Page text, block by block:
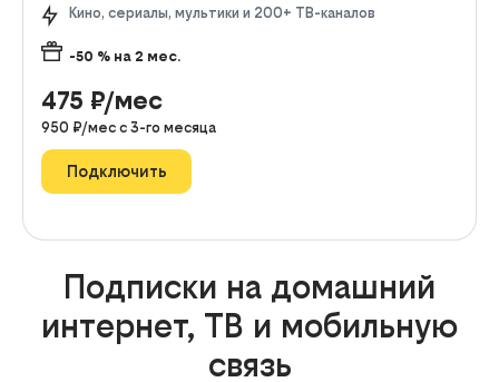
Кино, сериалы, мультики и 200+ ТВ-каналов
-50 % на 2 мес.
475 ₽/мес
950 ₽/мес с 3-го месяца
Подключить
Подписки на домашний
интернет, ТВ и мобильную
связь